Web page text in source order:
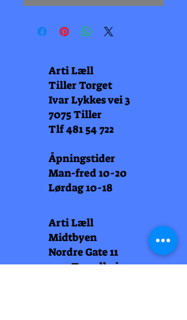
Arti Læll
Tiller Torget
Ivar Lykkes vei 3
7075 Tiller
Tlf481 54 722
Åpningstider
Man-fred 10-20
Lørdag 10-18
Arti Læll
Midtbyen
Nordre Gate 11
7011 Trondheim